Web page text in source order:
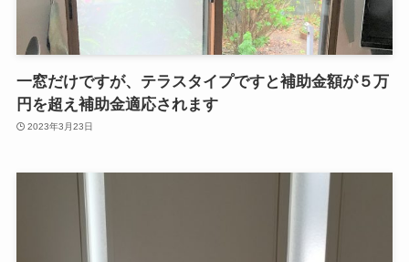
一窓だけですが、テラスタイプですと補助金額が５万
円を超え補助金適応されます
2023年3月23日